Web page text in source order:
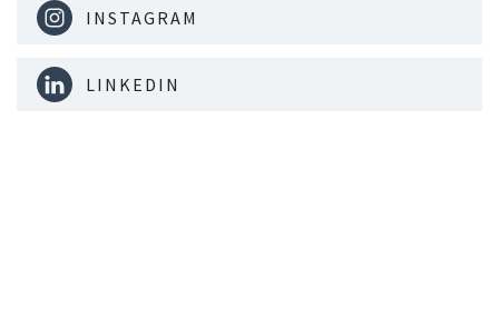
INSTAGRAM
LINKEDIN